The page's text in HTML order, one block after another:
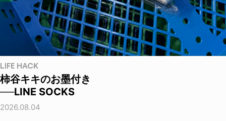
LIFE HACK
柿谷キキのお墨付き
──LINE SOCKS
2026.08.04